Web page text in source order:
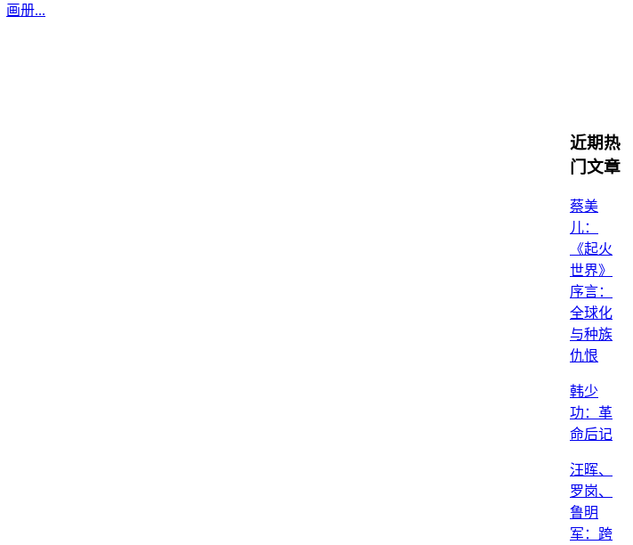
画册...
近期热
门文章
蔡美
儿：
《起火
世界》
序言：
全球化
与种族
仇恨
韩少
功：革
命后记
汪晖、
罗岗、
鲁明
军：跨